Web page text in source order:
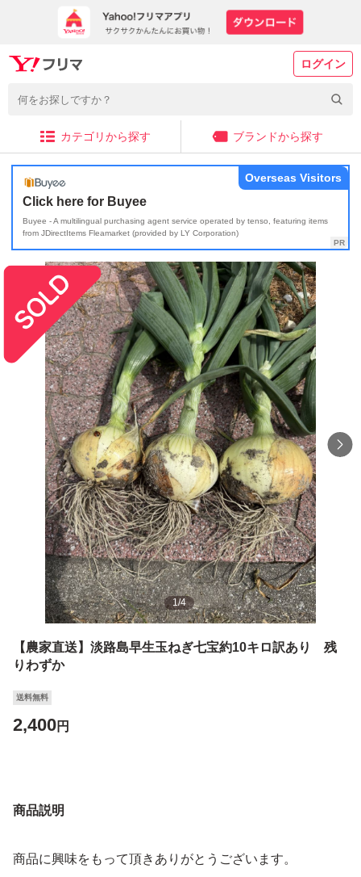
ログイン
カテゴリから探す ブランドから探す
Click here for Buyee
Buyee - A multilingual purchasing agent service operated by tenso, featuring items
from JDirectItems Fleamarket (provided by LY Corporation)
Overseas Visitors
1/4
【農家直送】淡路島早生玉ねぎ七宝約10キロ訳あり 残
りわずか
送料無料
2,400円
商品説明
商品に興味をもって頂きありがとうございます。